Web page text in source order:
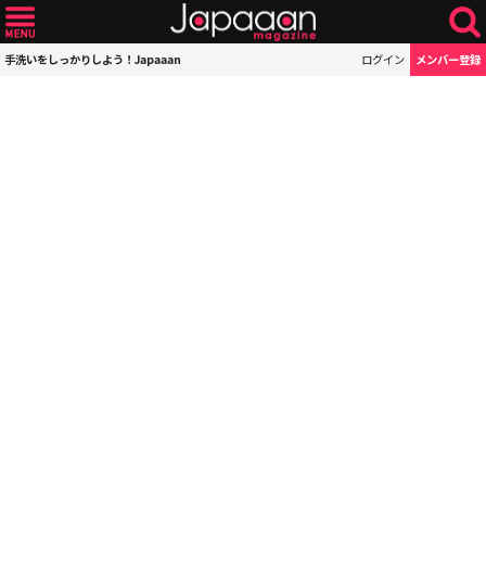
手洗いをしっかりしよう！Japaaan ログイン メンバー登録